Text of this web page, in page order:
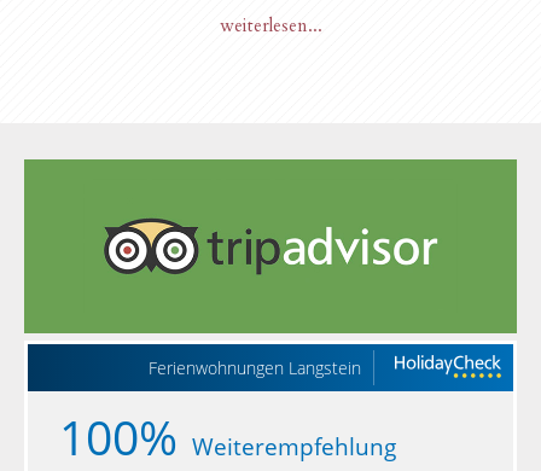
weiterlesen...
Ferienwohnungen Langstein
100% Weiterempfehlung